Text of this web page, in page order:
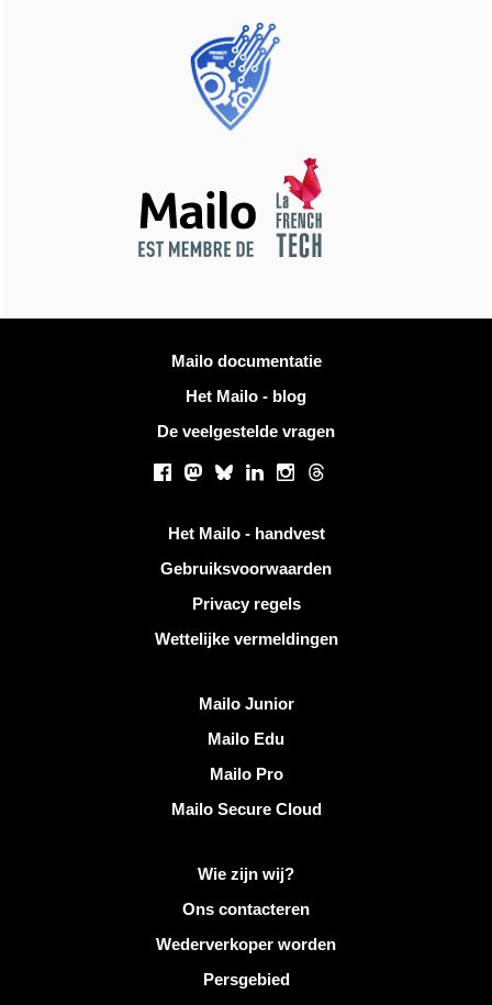
Mailo documentatie
Het Mailo - blog
De veelgestelde vragen
Sociale netwerken
Facebook
Mastodon
BlueskyLinkedInInstagram
Threads
Het Mailo - handvest
Gebruiksvoorwaarden
Privacy regels
Wettelijke vermeldingen
Mailo Junior
Mailo Edu
Mailo Pro
Mailo Secure Cloud
Meer informatie over MailoWie zijn wij?
Ons contacteren
Wederverkoper worden
Persgebied